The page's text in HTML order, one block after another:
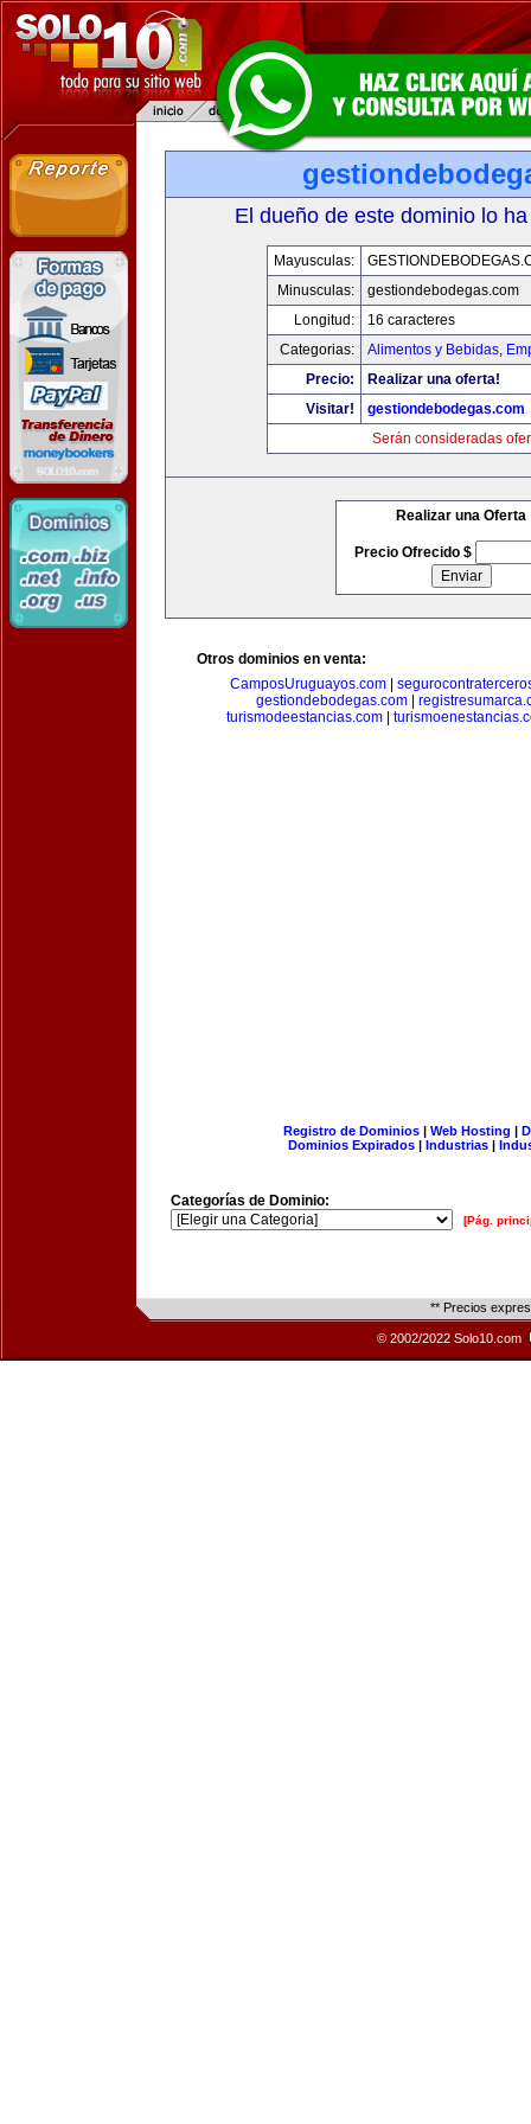
El dueño de este dominio lo
Mayusculas:
Minusculas:
gestiondebodegas.com
Longitud:
16 caracteres
Categorias:
Alimentos y Bebidas,
Precio:
Realizar una oferta!
Visitar!
gestiondebodegas.com
Serán consideradas
Realizar una Oferta
Precio Ofrecido $
Otros dominios en venta:
CamposUruguayos.com|
gestiondebodegas.com|
turismodeestancias.com
Registro de Dominios| Web Hosting |
Dominios Expirados | Industrias |
Categorías de Dominio:
[Pág.
** Precios
© 2002/2022 Solo10.com